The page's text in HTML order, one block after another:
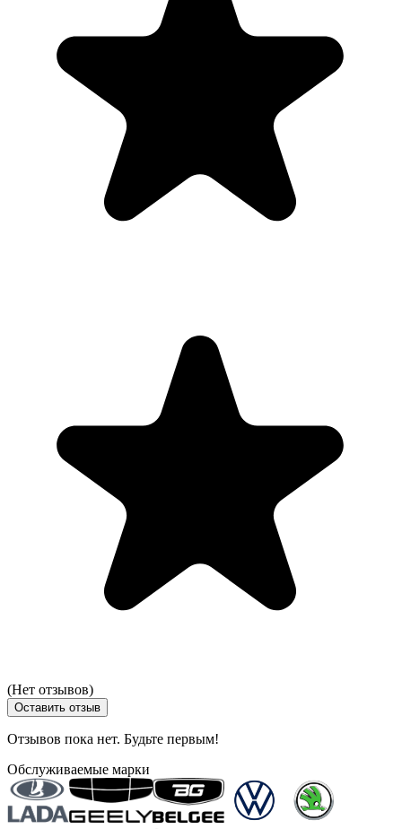
(Нет отзывов)
Оставить отзыв
Отзывов пока нет. Будьте первым!
Обслуживаемые марки